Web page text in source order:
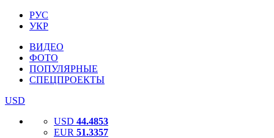
РУС
УКР
ВИДЕО
ФОТО
ПОПУЛЯРНЫЕ
СПЕЦПРОЕКТЫ
USD
USD 44.4853
EUR 51.3357